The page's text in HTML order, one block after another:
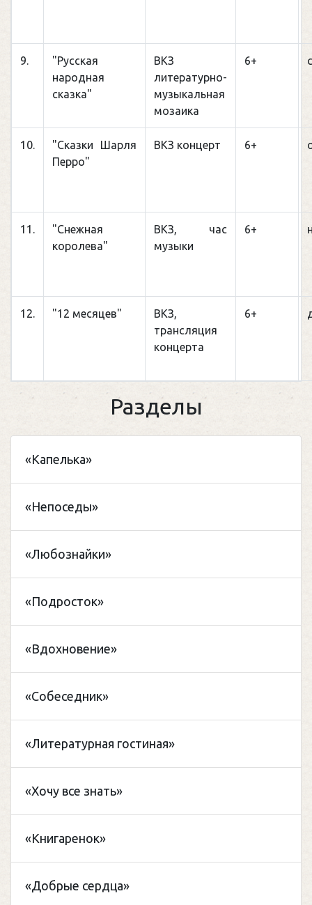
9.
"Русская
народная
сказка"
ВКЗ
литературно-
музыкальная
мозаика
6+
10.
"Сказки Шарля
Перро"
ВКЗ концерт 6+
11.
"Снежная
королева"
ВКЗ, час
музыки
6+
12. "12 месяцев"
ВКЗ,
трансляция
концерта
6+
Разделы
«Капелька»
«Непоседы»
«Любознайки»
«Подросток»
«Вдохновение»
«Собеседник»
«Литературная гостиная»
«Хочу все знать»
«Книгаренок»
«Добрые сердца»